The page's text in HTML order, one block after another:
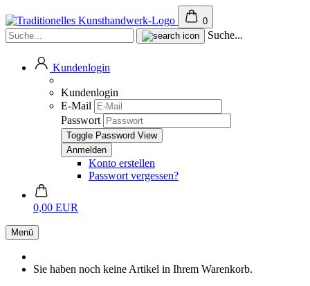
0
Suche...
Kundenlogin
Kundenlogin
E-Mail
Passwort
Toggle Password View
Konto erstellen
Passwort vergessen?
0,00 EUR
Menü
Sie haben noch keine Artikel in Ihrem Warenkorb.